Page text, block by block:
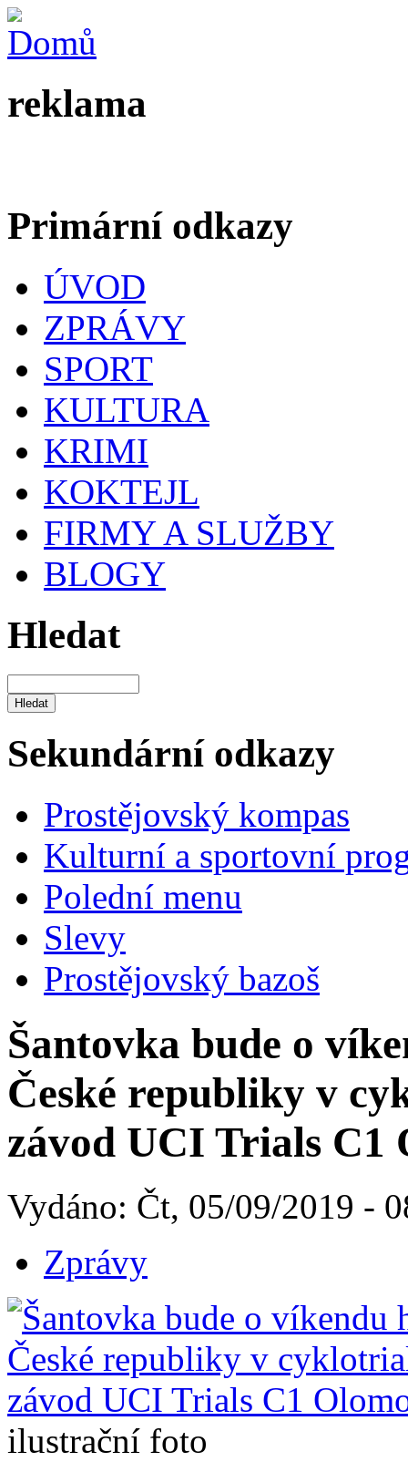
reklama
Primární odkazy
ÚVOD
ZPRÁVY
SPORT
KULTURA
KRIMI
KOKTEJL
FIRMY A SLUŽBY
BLOGY
Hledat
Sekundární odkazy
Prostějovský kompas
Kulturní a sportovní
Polední menu
Slevy
Prostějovský bazoš
Šantovka bude o
České republiky v
závod UCI Trials C1
Vydáno: Čt, 05/09/2019 -
Zprávy
ilustrační foto